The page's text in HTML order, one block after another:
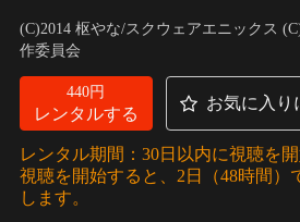
悪さだけという、万能にして忠実な執事
を、差し上げます。
(C)2014 枢やな/スクウェアエニックス
作委員会
440円
レンタルする
お気に入り
レンタル期間：30日以内に視聴を
視聴を開始すると、2日（48時間）
します。